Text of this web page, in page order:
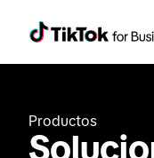
Productos